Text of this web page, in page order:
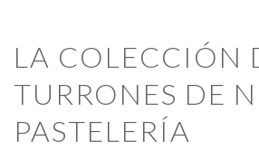
LA COLECCIÓN
TURRONES DE
PASTELERÍA